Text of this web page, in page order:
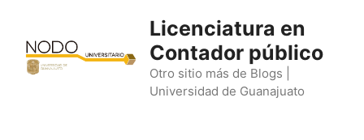
contenido
Licenciatura en
Contador público
Otro sitio más de Blogs |
Universidad de Guanajuato